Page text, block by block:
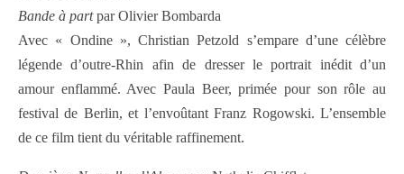
Bande à partpar Olivier Bombarda
Avec « Ondine », Christian Petzold s’empare d’une célèbre
légende d’outre-Rhin afin de dresser le portrait inédit d’un
amour enflammé. Avec Paula Beer, primée pour son rôle au
festival de Berlin, et l’envoûtant Franz Rogowski. L’ensemble
de ce film tient du véritable raffinement.